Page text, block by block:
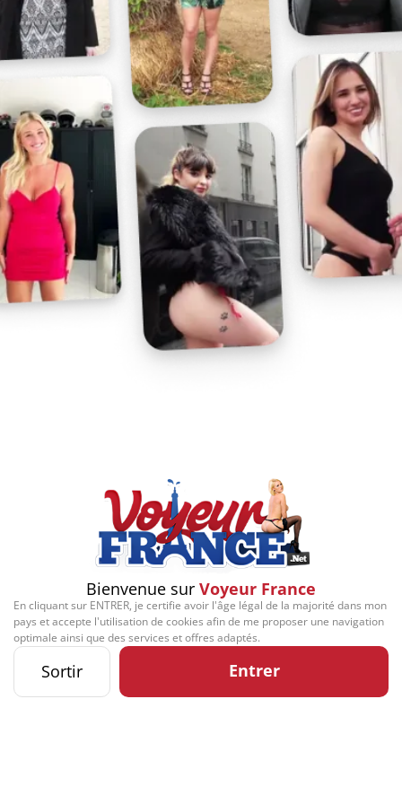
Profitez d'un essai 24h pour seulement 2€ !
Découvrir !
Basculer
la
navigation
VIDÉO À PROPOS
UN CONCOMBRE ET SA CHATTE !
02:00 - 1 857 vues
Play
Video
Signaler cette contribution
ContactMentions légales DésabonnementComplaint PolicyPrivacy Policy
Content PolicyBilling Support Segpay
18 U.S.C. 2257 Record-Keeping Requirements Compliance Statement
Kozozxy Kft. - Revay köz 4, 1065 Budapest, Hungary -
contact@kozozxy.com
The website contains sexual content.
Bienvenue sur Voyeur France
En cliquant sur ENTRER, je certifie avoir l'âge légal de la majorité dans mon
pays et accepte l'utilisation de cookies afin de me proposer une navigation
optimale ainsi que des services et offres adaptés.
Sortir Entrer